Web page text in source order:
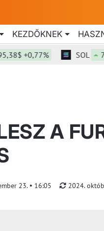
KEZDŐKNEK
SOL
A
23. 16:05 2024.